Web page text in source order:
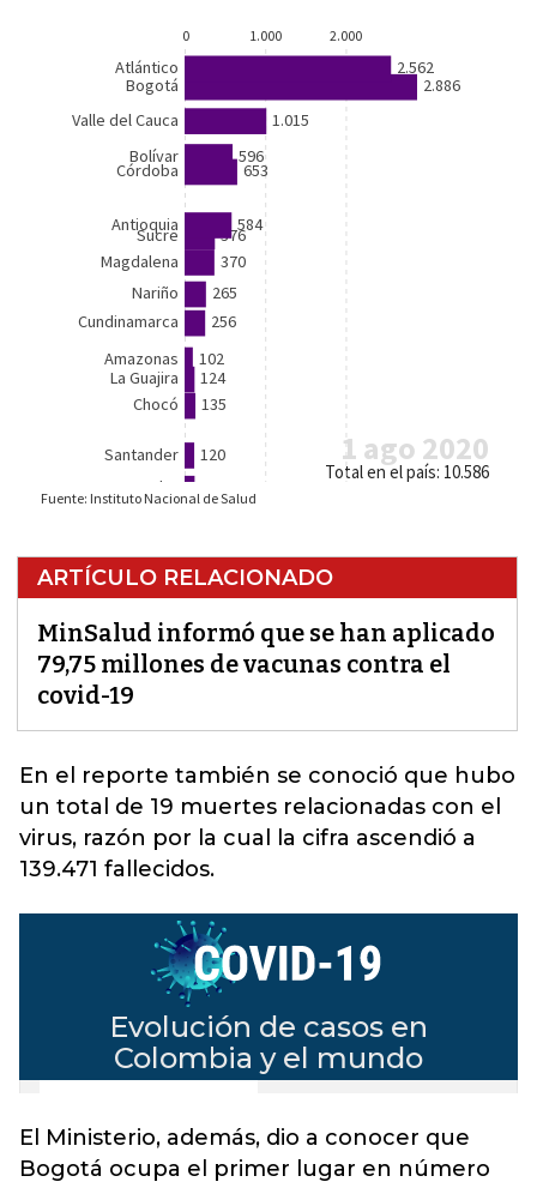
ARTÍCULO RELACIONADO
MinSalud informó que se han aplicado
79,75 millones de vacunas contra el
covid-19
En el reporte también se conoció que hubo
un total de 19 muertes relacionadas con el
virus, razón por la cual la cifra ascendió a
139.471 fallecidos.
El Ministerio, además, dio a conocer que
Bogotá ocupa el primer lugar en número